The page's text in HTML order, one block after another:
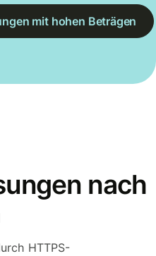
mit hohen Beträgen
nach
HTTPS-